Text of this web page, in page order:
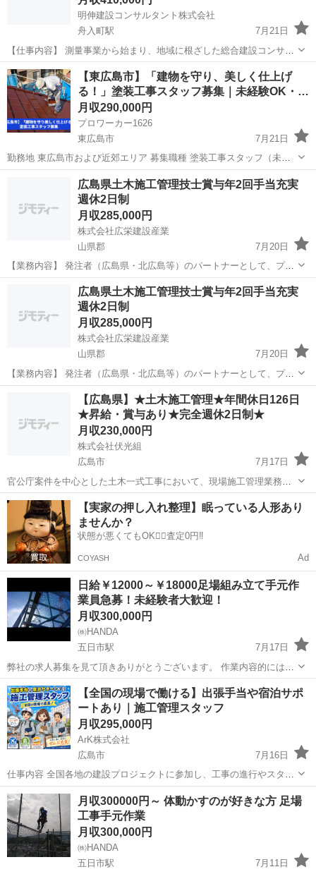
明伸建設コンサルタント株式会社
舟入町駅
7月21日
【仕事内容】 測量事業から始まり、地域に根ざした総合建設コンサル
タントである当社にて、 地質調査業務をご担当いただきます。 広島県
の公共工事をメインで受注しているため、長期出張がなく、 広島で腰
を据えて長期的に活躍す...
広島 広島市 舟入町駅 測量
【東広島市】「建物を守り、美しく仕上げ
る！」塗装工事スタッフ募集｜未経験OK・…
月収290,000円
プロワーカー1626
東広島市
7月21日
勤務地 東広島市および近郊エリア 募集職種 塗装工事スタッフ（未経
験者・経験者歓迎） 住宅・ビル・工場などの外壁や内装の塗装工事を
担当します。未経験者は基礎からしっかり学び、経験者はスキルによ
ってお給料要相談！ ...
東広島市 その他 未経験
広島県土木施工管理技士賞与年2回手当充実
週休2日制
月収285,000円
株式会社広栄建設産業
山県郡
7月20日
【業務内容】 発注者（広島県・北広島等）のパートナーとして、プロ
ジェクトの完遂まで全権を掌握します。 ＊工程管理：冬季の降雪変動
を計算に入れた「攻め」のスケジュール立案。 ＊品質管理：3次元デ
ータを用いた高度な品質担保...
山県郡 施工管理
広島県土木施工管理技士賞与年2回手当充実
週休2日制
月収285,000円
株式会社広栄建設産業
山県郡
7月20日
【業務内容】 発注者（広島県・北広島等）のパートナーとして、プロ
ジェクトの完遂まで全権を掌握します。 ＊工程管理：冬季の降雪変動
を計算に入れた「攻め」のスケジュール立案。 ＊品質管理：3次元デ
ータを用いた高度な品質担保...
施工管理 退職金
【広島県】★土木施工管理★年間休日126日
★昇給・賞与あり★完全週休2日制★
月収230,000円
株式会社伏光組
広島市
7月17日
官公庁案件を中心とした土木一式工事において、現場施工管理業務を
お任せします。 工程・品質・安全・原価の各管理を担い、現場を円滑
に進めていただくポジションです。 《主な施工領域》 ・道路・交通イ
ンフラ（道路改良・舗装・橋...
広島 広島市 施工管理 未経験
【実家の押し入れ整理】眠っている人形あり
ませんか？
状態が悪くてもOK🙆‍♀️査定0円‼️
COYASH Ad
日給￥12000～￥18000足場組み立て手元作
業員急募！未経験者大歓迎！
月収300,000円
㈱HANDA
五日市駅
7月17日
弊社の求人募集を見て頂きありがとうございます。 作業内容的には足
場組み立て、解体作業の手元作業、軽作業を行って頂きます。 未経験
の方でもすぐ出来る作業となっており、又私達もサポート致しますの
でご安心ください。 弊社では主に大...
広島 広島市 五日市駅 土木 足場
【全国の現場で働ける】出張手当や宿泊サポ
ートあり｜施工管理スタッフ
月収295,000円
ArK株式会社
広島市
7月16日
仕事内容 全国各地の建設プロジェクトに参加し、工事の進行やスタッ
フの安全を管理する仕事です。 工場、物流施設、商業施設、ホテル、
公共施設など、さまざまな建物の建設に関わります。 主な業務内容は
以下の通りです...
広島 広島市 施工管理
月収300000円～ 体動かすのが好きな方 足場
工事手元作業
月収300,000円
㈱HANDA
五日市駅
7月11日